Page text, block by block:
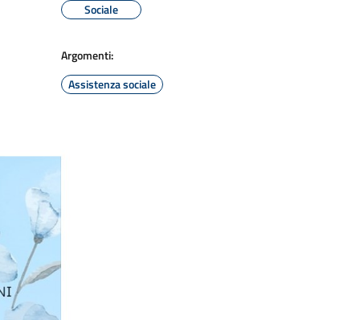
Sociale
Argomenti:
Assistenza sociale